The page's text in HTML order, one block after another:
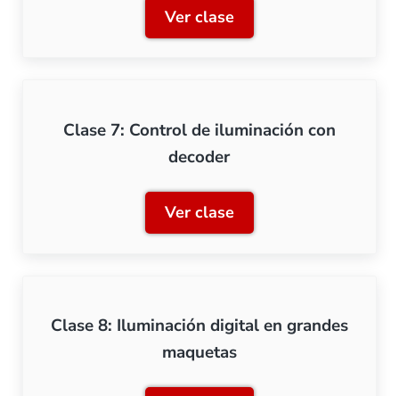
Ver claseClase 6: Sistema «Just
Clase 7: Control de iluminación con
decoder
Ver claseClase 7: Control de
Clase 8: Iluminación digital en grandes
maquetas